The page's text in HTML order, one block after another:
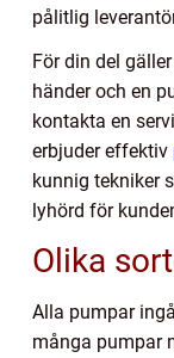
pålitlig
För din del
händer och en
kontakta en
erbjuder effektiv
kunnig tekniker
lyhörd för
Olika
Alla pumpar
många pumpar